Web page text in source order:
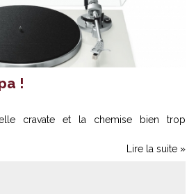
!
cravate et la chemise bien trop
Lire la suite »